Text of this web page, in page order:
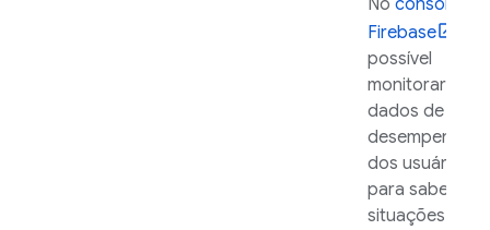
No console do
Firebase
possível
monitorar os
dados de
desempenho
dos usuários
para saber
situações em